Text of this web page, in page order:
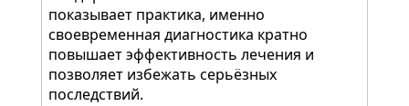
показывает практика, именно
своевременная диагностика кратно
повышает эффективность лечения и
позволяет избежать серьёзных
последствий.